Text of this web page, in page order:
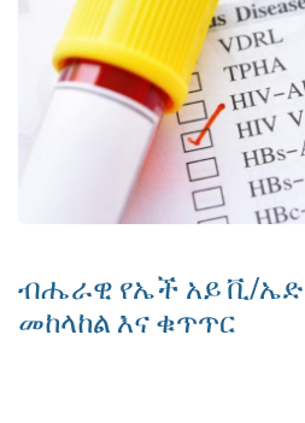
ብሔራዊ የኤች አይ ቪ/
መከላከል እና ቁጥጥር